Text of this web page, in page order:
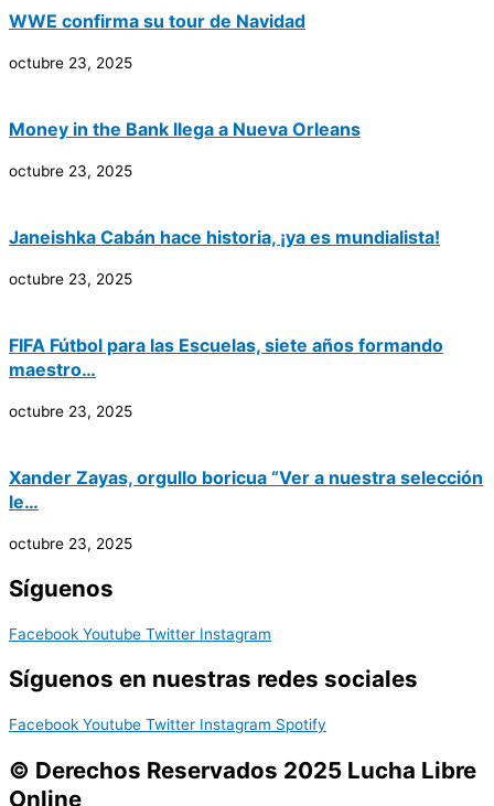
WWE confirma su tour de Navidad
octubre 23, 2025
Money in the Bank llega a Nueva Orleans
octubre 23, 2025
Janeishka Cabán hace historia, ¡ya es mundialista!
octubre 23, 2025
FIFA Fútbol para las Escuelas, siete años formando
maestro…
octubre 23, 2025
Xander Zayas, orgullo boricua “Ver a nuestra selección
le…
octubre 23, 2025
Síguenos
Facebook Youtube Twitter Instagram
Síguenos en nuestras redes sociales
Facebook Youtube Twitter Instagram Spotify
© Derechos Reservados 2025 Lucha Libre
Online